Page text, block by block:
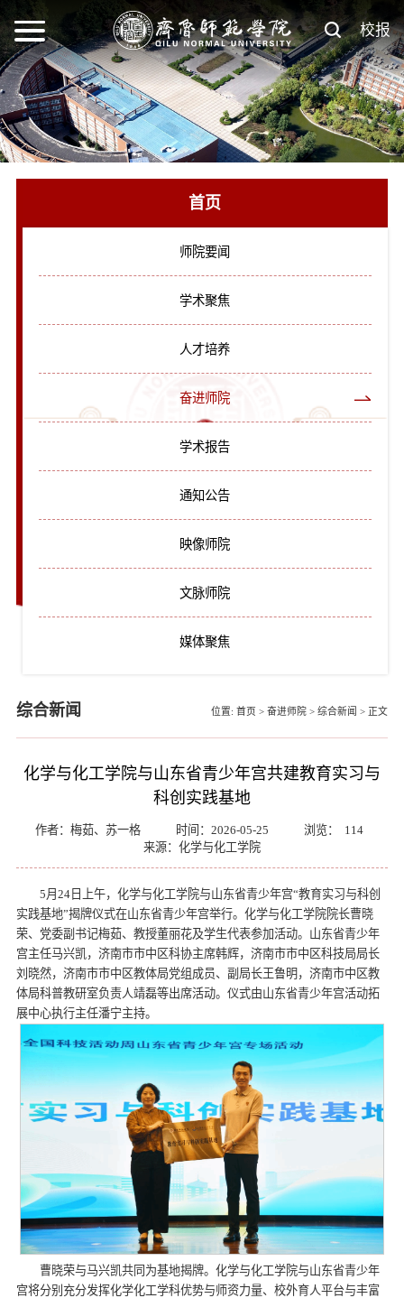
校报
首页
师院要闻
学术聚焦
人才培养
奋进师院
学术报告
通知公告
映像师院
文脉师院
媒体聚焦
综合新闻 位置: 首页 > 奋进师院 > 综合新闻 > 正文
化学与化工学院与山东省青少年宫共建教育实习与
科创实践基地
作者：梅茹、苏一格 时间：2026-05-25 浏览：
114
来源：化学与化工学院
5月24日上午，化学与化工学院与山东省青少年宫“教育实习与科创
实践基地”揭牌仪式在山东省青少年宫举行。化学与化工学院院长曹晓
荣、党委副书记梅茹、教授董丽花及学生代表参加活动。山东省青少年
宫主任马兴凯，济南市市中区科协主席韩辉，济南市市中区科技局局长
刘晓然，济南市市中区教体局党组成员、副局长王鲁明，济南市中区教
体局科普教研室负责人靖磊等出席活动。仪式由山东省青少年宫活动拓
展中心执行主任潘宁主持。
曹晓荣与马兴凯共同为基地揭牌。化学与化工学院与山东省青少年
宫将分别充分发挥化学化工学科优势与师资力量、校外育人平台与丰富